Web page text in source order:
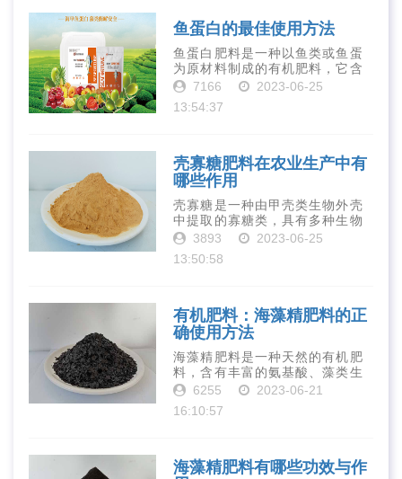
鱼蛋白的最佳使用方法
鱼蛋白肥料是一种以鱼类或鱼蛋
为原材料制成的有机肥料，它含
有丰富的营养物质，如氮、磷、
钾、钙、镁等元素以及多种微量
元素和植物生长因子。这些营养
7166
2023-06-25
13:54:37
壳寡糖肥料在农业生产中有
哪些作用
壳寡糖是一种由甲壳类生物外壳
中提取的寡糖类，具有多种生物
活性和营养价值。在农业生产
中，壳寡糖也有许多作用，特别
是作为一种新型的有机肥料，壳
3893
2023-06-25
13:50:58
有机肥料：海藻精肥料的正
确使用方法
海藻精肥料是一种天然的有机肥
料，含有丰富的氨基酸、藻类生
长素、维生素、微量元素、蛋白
质等营养物质，可以提高土壤肥
力、促进植物生长、增强植物抗
6255
2023-06-21
16:10:57
海藻精肥料有哪些功效与作